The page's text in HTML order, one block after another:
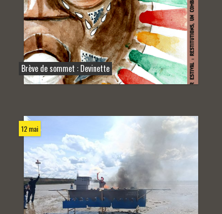
Brève de sommet : Devinette
12 mai